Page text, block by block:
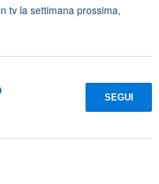
tv la settimana prossima,
SEGUI